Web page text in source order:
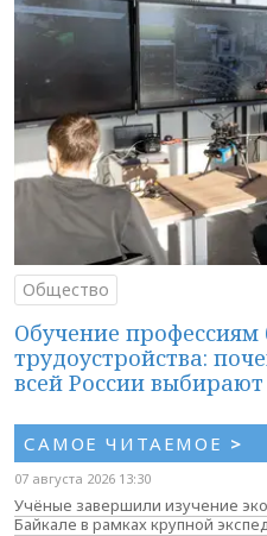
Общество
Обучение профессиям
трудоустройства:
всей России
САМОЕ ЧИТАЕМОЕ >
07 августа 2026 13:30
Учёные завершили изучение
Байкале в рамках крупной